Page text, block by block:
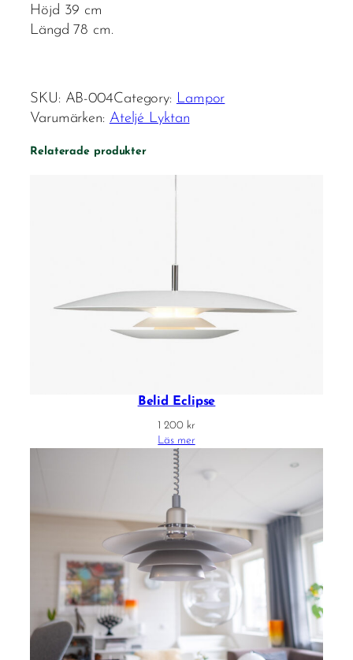
Höjd 39 cm
Längd 78 cm.
SKU: AB-004Category: Lampor
Varumärken: Ateljé Lyktan
Relaterade produkter
Belid Eclipse
1 200 kr
Läs mer